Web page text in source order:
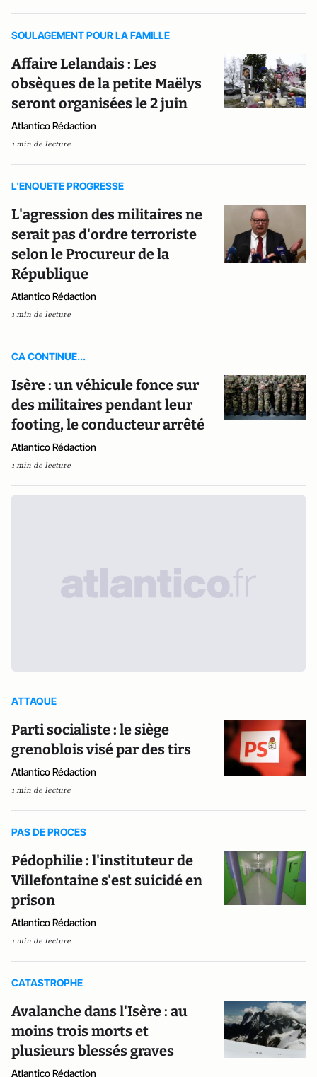
SOULAGEMENT POUR LA FAMILLE
Affaire Lelandais : Les
obsèques de la petite Maëlys
seront organisées le 2 juin
Atlantico Rédaction
1 min de lecture
L'ENQUETE PROGRESSE
L'agression des militaires ne
serait pas d'ordre terroriste
selon le Procureur de la
République
Atlantico Rédaction
1 min de lecture
CA CONTINUE...
Isère : un véhicule fonce sur
des militaires pendant leur
footing, le conducteur arrêté
Atlantico Rédaction
1 min de lecture
ATTAQUE
Parti socialiste : le siège
grenoblois visé par des tirs
Atlantico Rédaction
1 min de lecture
PAS DE PROCES
Pédophilie : l'instituteur de
Villefontaine s'est suicidé en
prison
Atlantico Rédaction
1 min de lecture
CATASTROPHE
Avalanche dans l'Isère : au
moins trois morts et
plusieurs blessés graves
Atlantico Rédaction